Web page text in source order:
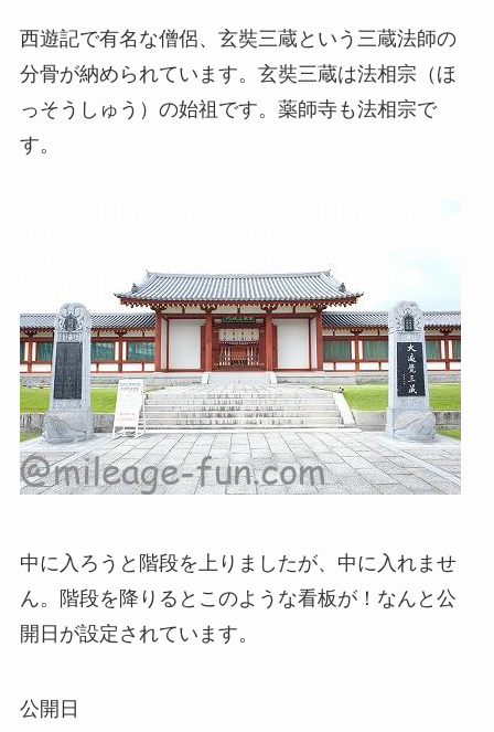
西遊記で有名な僧侶、玄奘三蔵という三蔵法師の
分骨が納められています。玄奘三蔵は法相宗（ほ
っそうしゅう）の始祖です。薬師寺も法相宗で
す。
中に入ろうと階段を上りましたが、中に入れませ
ん。階段を降りるとこのような看板が！なんと公
開日が設定されています。
公開日